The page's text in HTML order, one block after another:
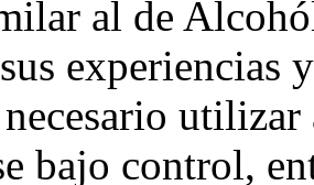
al de
experiencias
bajo control,